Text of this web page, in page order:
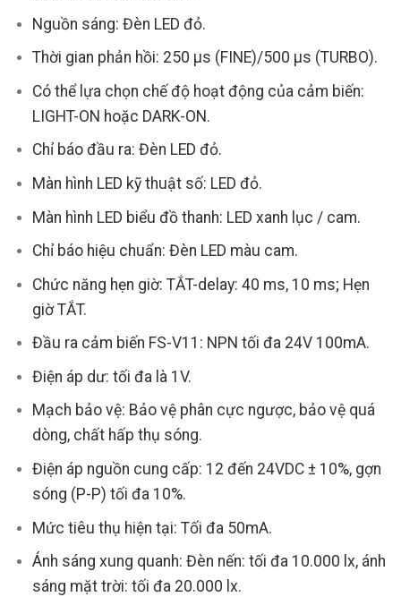
Nguồn sáng: Đèn LED đỏ.
Thời gian phản hồi: 250 µs (FINE)/500 µs (TURBO).
Có thể lựa chọn chế độ hoạt động của cảm biến:
LIGHT-ON hoặc DARK-ON.
Chỉ báo đầu ra: Đèn LED đỏ.
Màn hình LED kỹ thuật số: LED đỏ.
Màn hình LED biểu đồ thanh: LED xanh lục / cam.
Chỉ báo hiệu chuẩn: Đèn LED màu cam.
Chức năng hẹn giờ: TẮT-delay: 40 ms, 10 ms; Hẹn
giờ TẮT.
Đầu ra cảm biến FS-V11: NPN tối đa 24V 100mA.
Điện áp dư: tối đa là 1V.
Mạch bảo vệ: Bảo vệ phân cực ngược, bảo vệ quá
dòng, chất hấp thụ sóng.
Điện áp nguồn cung cấp: 12 đến 24VDC ± 10%, gợn
sóng (P-P) tối đa 10%.
Mức tiêu thụ hiện tại: Tối đa 50mA.
Ánh sáng xung quanh: Đèn nến: tối đa 10.000 lx, ánh
sáng mặt trời: tối đa 20.000 lx.